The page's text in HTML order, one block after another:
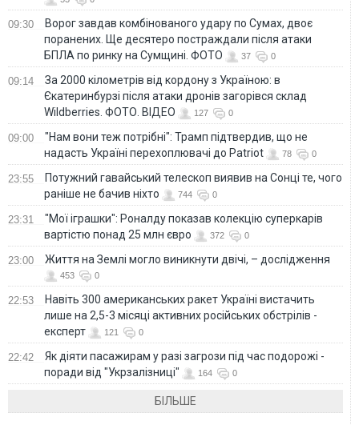
09:30
Ворог завдав комбінованого удару по Сумах, двоє
поранених. Ще десятеро постраждали після атаки
БПЛА по ринку на Сумщині. ФОТО
37 0
09:14
За 2000 кілометрів від кордону з Україною: в
Єкатеринбурзі після атаки дронів загорівся склад
Wildberries. ФОТО. ВІДЕО
127 0
09:00
"Нам вони теж потрібні": Трамп підтвердив, що не
надасть Україні перехоплювачі до Patriot
78 0
23:55
Потужний гавайський телескоп виявив на Сонці те, чого
раніше не бачив ніхто
744 0
23:31
"Мої іграшки": Роналду показав колекцію суперкарів
вартістю понад 25 млн євро
372 0
23:00 Життя на Землі могло виникнути двічі, – дослідження
453 0
22:53
Навіть 300 американських ракет Україні вистачить
лише на 2,5-3 місяці активних російських обстрілів -
експерт
121 0
22:42
Як діяти пасажирам у разі загрози під час подорожі -
поради від "Укрзалізниці"
164 0
БІЛЬШЕ